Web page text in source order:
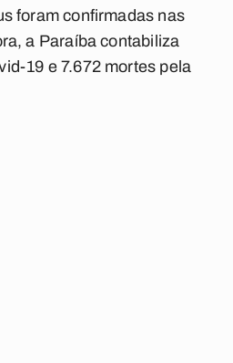
foram confirmadas nas
a Paraíba contabiliza
19 e 7.672 mortes pela